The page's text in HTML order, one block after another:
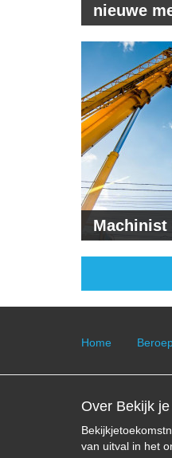
nieuwe
Home
Over Bekijk
van uitval in het